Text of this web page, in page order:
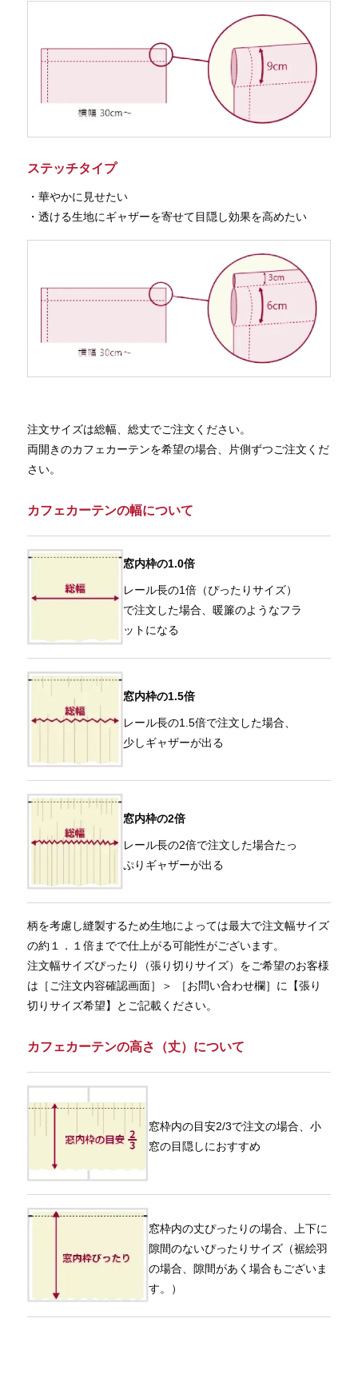
ステッチタイプ
・華やかに見せたい
・透ける生地にギャザーを寄せて目隠し効果を高めたい
注文サイズは総幅、総丈でご注文ください。
両開きのカフェカーテンを希望の場合、片側ずつご注文くだ
さい。
カフェカーテンの幅について
窓内枠の1.0倍
レール長の1倍（ぴったりサイズ）
で注文した場合、暖簾のようなフラ
ットになる
窓内枠の1.5倍
レール長の1.5倍で注文した場合、
少しギャザーが出る
窓内枠の2倍
レール長の2倍で注文した場合たっ
ぷりギャザーが出る
柄を考慮し縫製するため生地によっては最大で注文幅サイズ
の約１．１倍までで仕上がる可能性がございます。
注文幅サイズぴったり（張り切りサイズ）をご希望のお客様
は［ご注文内容確認画面］＞ ［お問い合わせ欄］に【張り
切りサイズ希望】とご記載ください。
カフェカーテンの高さ（丈）について
窓枠内の目安2/3で注文の場合、小
窓の目隠しにおすすめ
窓枠内の丈ぴったりの場合、上下に
隙間のないぴったりサイズ（裾絵羽
の場合、隙間があく場合もございま
す。）